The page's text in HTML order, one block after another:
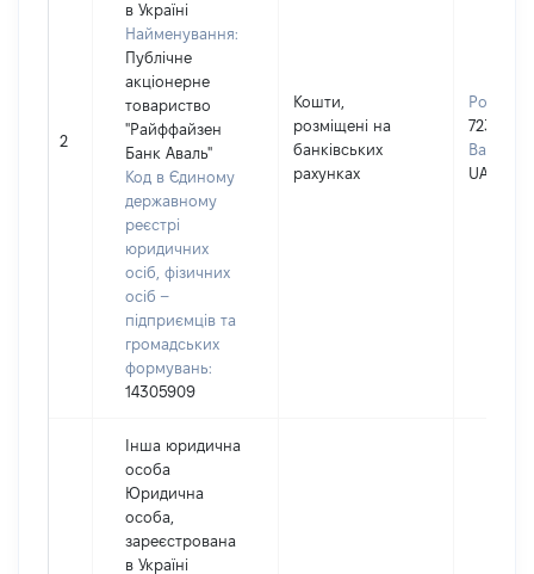
2
в Україні
Найменування:
Публічне
акціонерне
товариство
"Райффайзен
Банк Аваль"
Код в Єдиному
державному
реєстрі
юридичних
осіб, фізичних
осіб –
підприємців та
громадських
формувань:
14305909
Кошти,
розміщені на
банківських
рахунках
Розмір:
72399
Валюта:
UAH
Інша юридична
особа
Юридична
особа,
зареєстрована
в Україні